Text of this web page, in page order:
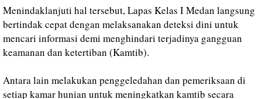
Menindaklanjuti hal tersebut, Lapas Kelas I Medan langsung
bertindak cepat dengan melaksanakan deteksi dini untuk
mencari informasi demi menghindari terjadinya gangguan
keamanan dan ketertiban (Kamtib).
Antara lain melakukan penggeledahan dan pemeriksaan di
setiap kamar hunian untuk meningkatkan kamtib secara